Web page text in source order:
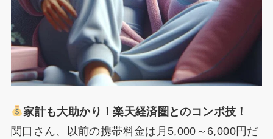
家計も大助かり！楽天経済圏とのコンボ技！
関口さん、以前の携帯料金は月5,000～6,000円だ